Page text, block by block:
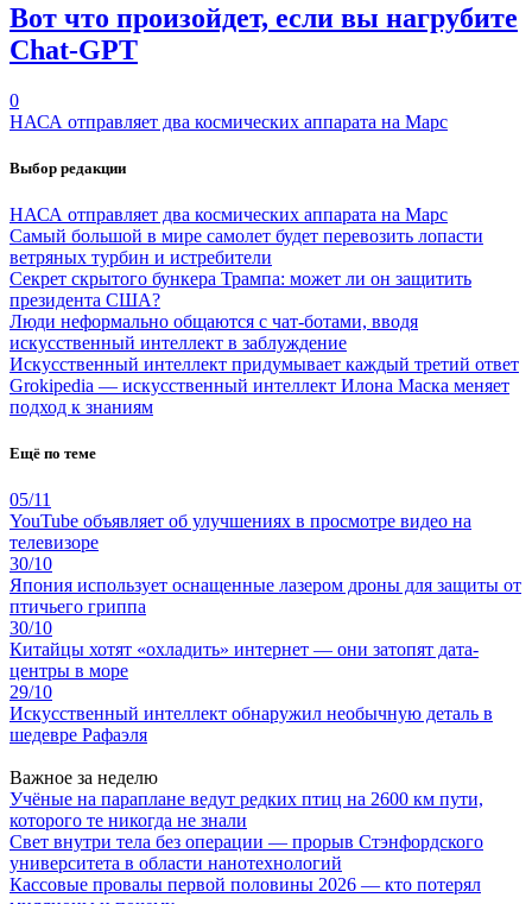
Вот что произойдет, если вы нагрубите
Chаt-GPT
0
НАСА отправляет два космических аппарата на Марс
Выбор редакции
НАСА отправляет два космических аппарата на Марс
Самый большой в мире самолет будет перевозить лопасти
ветряных турбин и истребители
Секрет скрытого бункера Трампа: может ли он защитить
президента США?
Люди неформально общаются с чат-ботами, вводя
искусственный интеллект в заблуждение
Искусственный интеллект придумывает каждый третий ответ
Grokipedia — искусственный интеллект Илона Маска меняет
подход к знаниям
Ещё по теме
05/11
YouTube объявляет об улучшениях в просмотре видео на
телевизоре
30/10
Япония использует оснащенные лазером дроны для защиты от
птичьего гриппа
30/10
Китайцы хотят «охладить» интернет — они затопят дата-
центры в море
29/10
Искусственный интеллект обнаружил необычную деталь в
шедевре Рафаэля
Важное за неделю
Учёные на параплане ведут редких птиц на 2600 км пути,
которого те никогда не знали
Свет внутри тела без операции — прорыв Стэнфордского
университета в области нанотехнологий
Кассовые провалы первой половины 2026 — кто потерял